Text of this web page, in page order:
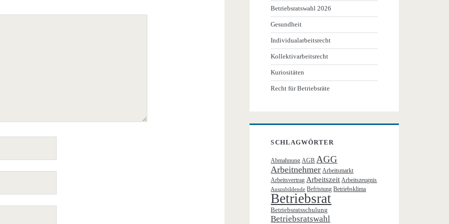
Betriebsratswahl 2026
Gesundheit
Individualarbeitsrecht
Kollektivarbeitsrecht
Kuriositäten
Recht für Betriebsräte
SCHLAGWÖRTER
Abmahnung AGB AGG
Arbeitnehmer Arbeitsmarkt
Arbeitsvertrag Arbeitszeit Arbeitszeugnis
Auszubildende Befristung Betriebsklima
Betriebsrat
Betriebsratsschulung
Betriebsratswahl